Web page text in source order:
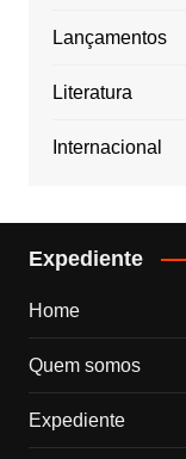
Lançamentos
Literatura
Internacional
Expediente
Home
Quem somos
Expediente